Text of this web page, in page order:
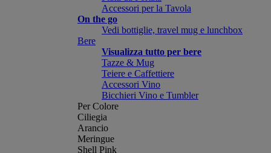
Accessori per la Tavola
On the go
Vedi bottiglie, travel mug e lunchbox
Bere
Visualizza tutto per bere
Tazze & Mug
Teiere e Caffettiere
Accessori Vino
Bicchieri Vino e Tumbler
Per Colore
Ciliegia
Arancio
Meringue
Shell Pink